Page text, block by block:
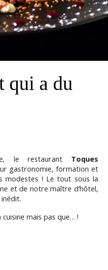
qui a du
, le restaurant Toques
gastronomie, formation et
modestes ! Le tout sous la
et de notre maître d’hôtel,
mais pas que… !